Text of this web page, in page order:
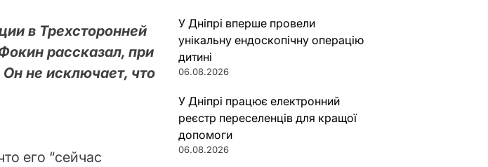
в Трехсторонней
рассказал, при
Он не исключает, что
его “сейчас
У Дніпрі вперше провели
унікальну ендоскопічну операцію
дитині
06.08.2026
У Дніпрі працює електронний
реєстр переселенців для кращої
допомоги
06.08.2026